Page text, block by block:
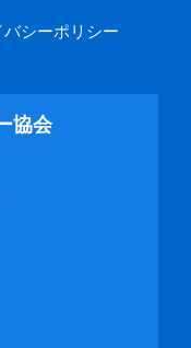
バシーポリシー
協会